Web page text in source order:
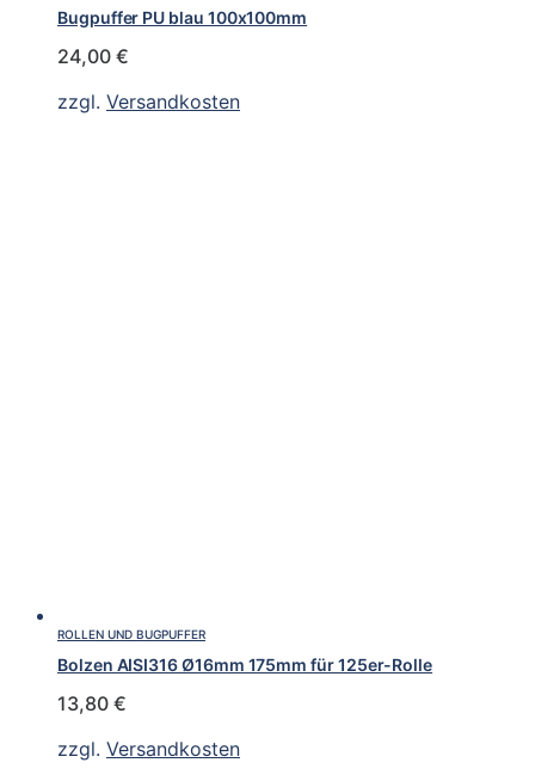
Bugpuffer PU blau 100x100mm
24,00 €
zzgl. Versandkosten
ROLLEN UND BUGPUFFER
Bolzen AISI316 Ø16mm 175mm für 125er-Rolle
13,80 €
zzgl. Versandkosten